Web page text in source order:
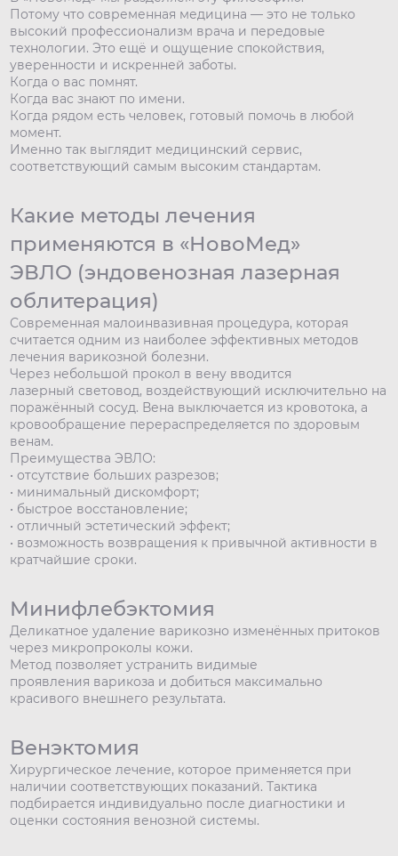
Потому что современная медицина — это не только
высокий профессионализм врача и передовые
технологии. Это ещё и ощущение спокойствия,
уверенности и искренней заботы.
Когда о вас помнят.
Когда вас знают по имени.
Когда рядом есть человек, готовый помочь в любой
момент.
Именно так выглядит медицинский сервис,
соответствующий самым высоким стандартам.
Какие методы лечения
применяются в «НовоМед»
ЭВЛО (эндовенозная лазерная
облитерация)
Современная малоинвазивная процедура, которая
считается одним из наиболее эффективных методов
лечения варикозной болезни.
Через небольшой прокол в вену вводится
лазерный световод, воздействующий исключительно на
поражённый сосуд. Вена выключается из кровотока, а
кровообращение перераспределяется по здоровым
венам.
Преимущества ЭВЛО:
• отсутствие больших разрезов;
• минимальный дискомфорт;
• быстрое восстановление;
• отличный эстетический эффект;
• возможность возвращения к привычной активности в
кратчайшие сроки.
Минифлебэктомия
Деликатное удаление варикозно изменённых притоков
через микропроколы кожи.
Метод позволяет устранить видимые
проявления варикоза и добиться максимально
красивого внешнего результата.
Венэктомия
Хирургическое лечение, которое применяется при
наличии соответствующих показаний. Тактика
подбирается индивидуально после диагностики и
оценки состояния венозной системы.